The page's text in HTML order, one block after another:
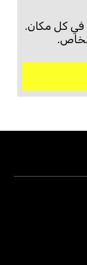
في كل مكان.